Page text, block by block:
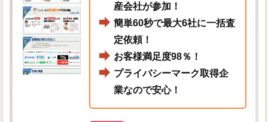
産会社が参加！
簡単60秒で最大6社に一括査
定依頼！
お客様満足度98％！
プライバシーマーク取得企
業なので安心！